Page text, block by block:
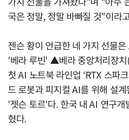
국은 정말, 정말 바빠질 것"이라
젠슨 황이 언급한 네 가지 선물
'베라 루빈' ▲베라 중앙처리장
첫 AI 노트북 라인업 ‘RTX 스파
드 로봇과 피지컬 AI를 위해 설
'젯슨 토르'다. 한국 내 AI 연구개
혔다.